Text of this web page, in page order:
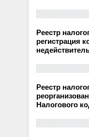
Реестр
регистрация
Реестр
Налогового